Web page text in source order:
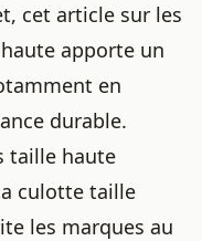
cet article sur les
apporte un
en
durable.
taille haute
culotte taille
les marques au